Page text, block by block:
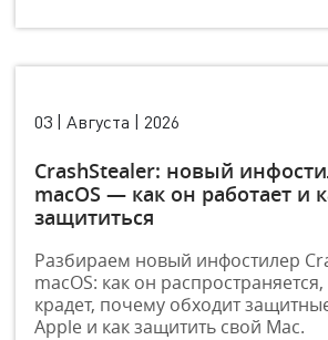
03 | Августа | 2026
CrashStealer: новый
macOS — как он работает и
защититься
Разбираем новый инфостилер
macOS: как он
крадет, почему обходит
Apple и как защитить свой Mac.